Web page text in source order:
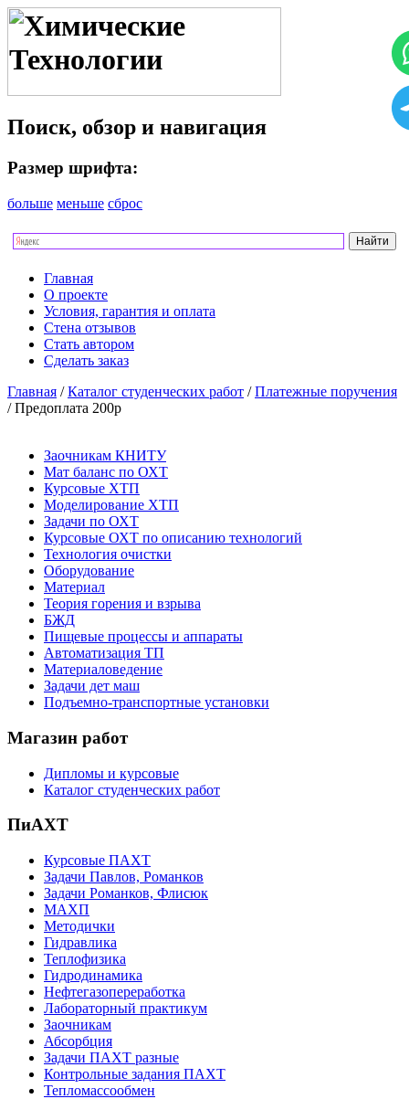
Поиск, обзор и навигация
Размер шрифта:
больше меньше сброс
Главная
О проекте
Условия, гарантия и оплата
Стена отзывов
Стать автором
Сделать заказ
Главная /Каталог студенческих работ /Платежные поручения
/ Предоплата 200р
Заочникам КНИТУ
Мат баланс по ОХТ
Курсовые ХТП
Моделирование ХТП
Задачи по ОХТ
Курсовые ОХТ по описанию технологий
Технология очистки
Оборудование
Материал
Теория горения и взрыва
БЖД
Пищевые процессы и аппараты
Автоматизация ТП
Материаловедение
Задачи дет маш
Подъемно-транспортные установки
Магазин работ
Дипломы и курсовые
Каталог студенческих работ
ПиАХТ
Курсовые ПАХТ
Задачи Павлов, Романков
Задачи Романков, Флисюк
МАХП
Методички
Гидравлика
Теплофизика
Гидродинамика
Нефтегазопереработка
Лабораторный практикум
Заочникам
Абсорбция
Задачи ПАХТ разные
Контрольные задания ПАХТ
Тепломассообмен